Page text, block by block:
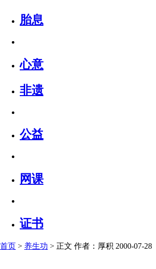
胎息
心意
非遗
公益
网课
证书
首页 > 养生功 > 正文 作者：厚积 2000-07-28